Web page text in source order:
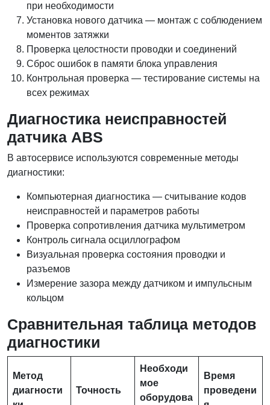
при необходимости
Установка нового датчика — монтаж с соблюдением
моментов затяжки
Проверка целостности проводки и соединений
Сброс ошибок в памяти блока управления
Контрольная проверка — тестирование системы на
всех режимах
Диагностика неисправностей
датчика ABS
В автосервисе используются современные методы
диагностики:
Компьютерная диагностика — считывание кодов
неисправностей и параметров работы
Проверка сопротивления датчика мультиметром
Контроль сигнала осциллографом
Визуальная проверка состояния проводки и
разъемов
Измерение зазора между датчиком и импульсным
кольцом
Сравнительная таблица методов
диагностики
Метод
диагности
Точность
Необходи
мое
оборудова
Время
проведени